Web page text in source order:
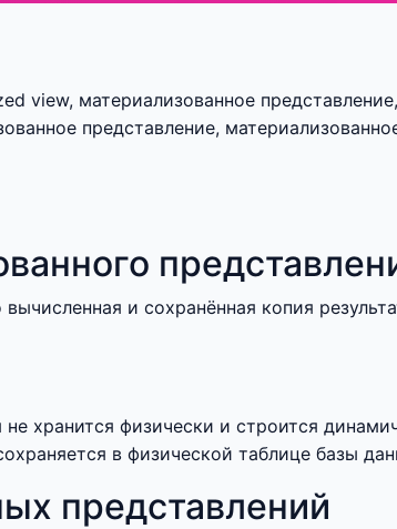
view, материализованное
представление,
и сохранённая копия
хранится физически и строится
в физической таблице базы
представлений